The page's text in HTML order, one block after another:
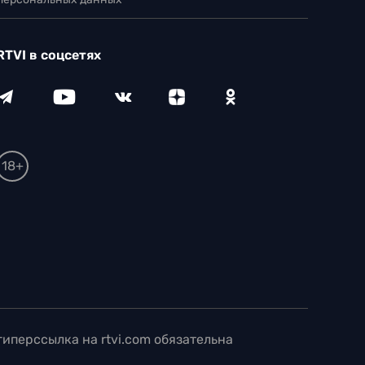
в соцсетях
18+
на rtvi.com обязательна